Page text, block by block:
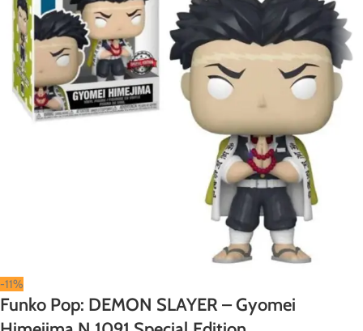
-11%
Funko Pop: DEMON SLAYER – Gyomei